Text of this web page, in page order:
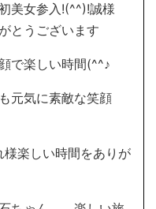
美女参入!(^^)!誠様
とうございます
で楽しい時間(^^♪
元気に素敵な笑顔
楽しい時間をありが